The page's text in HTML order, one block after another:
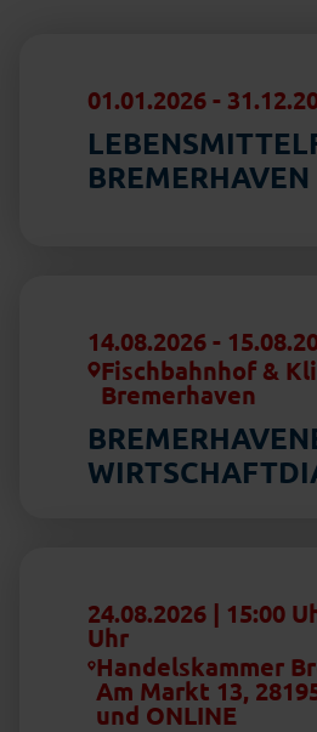
01.01.2026-
BREMERHAVEN
14.08.2026-
Fischbahnhof &
Bremerhaven
24.08.2026 | 15:00
Uhr
Handelskammer
Am Markt 13,
und ONLINE